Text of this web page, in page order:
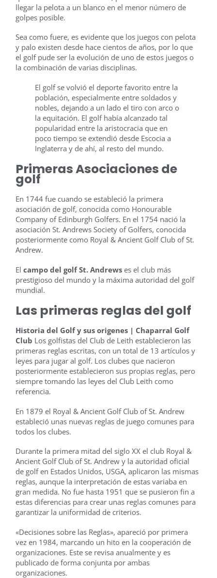
llegar la pelota a un blanco en el menor número de
golpes posible.
Sea como fuere, es evidente que los juegos con pelota
y palo existen desde hace cientos de años, por lo que
el golf pude ser la evolución de uno de estos juegos o
la combinación de varias disciplinas.
El golf se volvió el deporte favorito entre la
población, especialmente entre soldados y
nobles, dejando a un lado el tiro con arco o
la equitación. El golf había alcanzado tal
popularidad entre la aristocracia que en
poco tiempo se extendió desde Escocia a
Inglaterra y de ahí, al resto del mundo.
Primeras Asociaciones de
golf
En 1744 fue cuando se estableció la primera
asociación de golf, conocida como Honourable
Company of Edinburgh Golfers. En el 1754 nació la
asociación St. Andrews Society of Golfers, conocida
posteriormente como Royal & Ancient Golf Club of St.
Andrew.
El campo del golf St. Andrews es el club más
prestigioso del mundo y la máxima autoridad del golf
mundial.
Las primeras reglas del golf
Historia del Golf y sus origenes | Chaparral Golf
Club Los golfistas del Club de Leith establecieron las
primeras reglas escritas, con un total de 13 artículos y
leyes para jugar al golf. Los clubes que nacieron
posteriormente establecieron sus propias reglas, pero
siempre tomando las leyes del Club Leith como
referencia.
En 1879 el Royal & Ancient Golf Club of St. Andrew
estableció unas nuevas reglas de juego comunes para
todos los clubes.
Durante la primera mitad del siglo XX el club Royal &
Ancient Golf Club of St. Andrew y la autoridad oficial
de golf en Estados Unidos, USGA, aplicaron las mismas
reglas, aunque la interpretación de estas variaba en
gran medida. No fue hasta 1951 que se pusieron fin a
estas diferencias para crear unas reglas comunes para
garantizar la uniformidad de criterios.
«Decisiones sobre las Reglas», apareció por primera
vez en 1984, marcando un hito en la cooperación de
organizaciones. Este se revisa anualmente y es
publicado de forma conjunta por ambas
organizaciones.